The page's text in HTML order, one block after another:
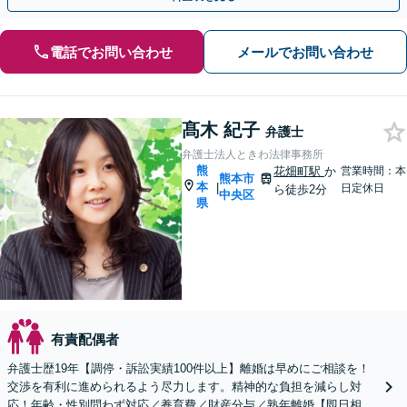
電話でお問い合わせ メールでお問い合わせ
髙木 紀子 弁護士
弁護士法人ときわ法律事務所
熊
本
県
|
熊本市
中央区
花畑町駅か
ら徒歩2分
営業時間：本
日定休日
有責配偶者
弁護士歴19年【調停・訴訟実績100件以上】離婚は早めにご相談を！
交渉を有利に進められるよう尽力します。精神的な負担を減らし対